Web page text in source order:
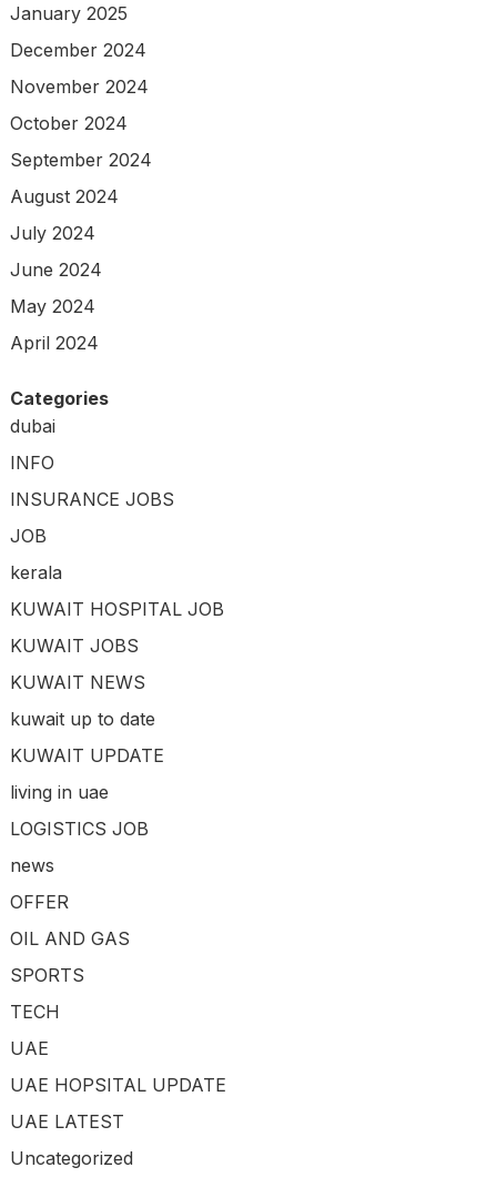
January 2025
December 2024
November 2024
October 2024
September 2024
August 2024
July 2024
June 2024
May 2024
April 2024
Categories
dubai
INFO
INSURANCE JOBS
JOB
kerala
KUWAIT HOSPITAL JOB
KUWAIT JOBS
KUWAIT NEWS
kuwait up to date
KUWAIT UPDATE
living in uae
LOGISTICS JOB
news
OFFER
OIL AND GAS
SPORTS
TECH
UAE
UAE HOPSITAL UPDATE
UAE LATEST
Uncategorized